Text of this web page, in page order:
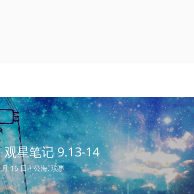
星笔记 9.13-14
16 日 •公海, 琐事